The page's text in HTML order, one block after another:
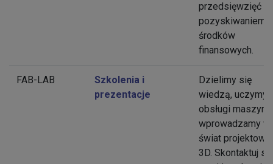
przedsięwzięć i
pozyskiwaniem
środków
finansowych.
FAB-LAB
Szkolenia i
prezentacje
Dzielimy się
wiedzą, uczymy
obsługi maszyn i
wprowadzamy w
świat
3D. Skontaktuj